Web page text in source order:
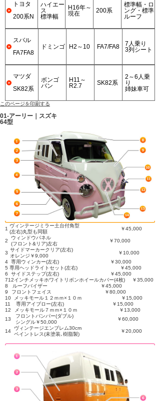
トヨタ
200系N
ハイエー
ス
標準幅
H16年～
現在
200系
標準幅・ロ
ング・標準
ルーフ
スバル
FA7FA8
ドミンゴ H2～10 FA7/FA8
7人乗り
3列シート
マツダ
SK82系
ボンゴ
バン
H11～
R2.7
SK82系
2～6人乗
り
姉妹車可
このページを印刷する
01-アーリー｜スズキ
64型
1
ヴィンテージミラー土台付角型
(左右)丸型も同額
￥45,000
2
ウィンドウパネル
(フロント&リア)左右
￥70,000
3
サイドマーカークリア(左右)
オレンジ￥9,000
￥10,000
4 専用ウィンカー(左右)
￥30,000
5 専用ヘッドライトセット(左右)
￥45,000
6
サイドステップ(左右)
￥45,000
712インチメッキホワイトリボンホイールカバー(4枚)
￥35,000
8
ルーフバイザー
￥45,000
9
フロントフェイス
￥80,000
10
メッキモール１２ｍｍ×１０ｍ
￥15,000
11
専用アイブロー(左右)
￥15,000
12
メッキモール７ｍｍ×１０ｍ
￥13,000
13
フロントバンパー(ダブル)
シングル￥50,000
￥60,000
14
ヴィンテージエンブレム30cm
ペイントレス(未塗装､樹脂製)
￥20,000